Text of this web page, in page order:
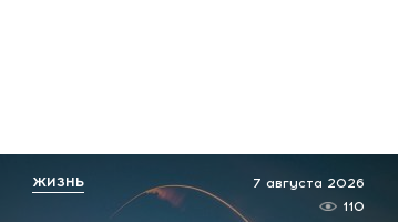
7 августа 2026
110
ЖИЗНЬ